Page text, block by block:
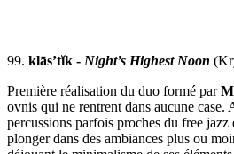
99. klās’tĭk - Night’s Highest Noon
Première réalisation du duo formé par
ovnis qui ne rentrent dans aucune
percussions parfois proches du free
plonger dans des ambiances plus ou